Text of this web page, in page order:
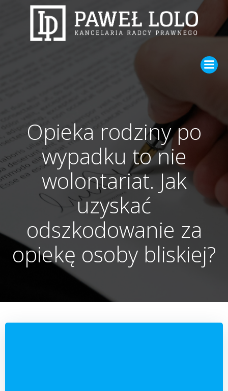
to
content
Opieka rodziny po
wypadku to nie
wolontariat. Jak
uzyskać
odszkodowanie za
opiekę osoby bliskiej?